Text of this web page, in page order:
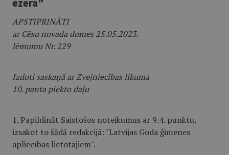
ezerā"
APSTIPRINĀTI
ar Cēsu novada domes 25.05.2023.
lēmumu Nr. 229
Izdoti saskaņā ar Zvejniecības likuma
10. panta piekto daļu
1. Papildināt Saistošos noteikumus ar 9.4. punktu,
izsakot to šādā redakcijā: "Latvijas Goda ģimenes
apliecības lietotājiem".